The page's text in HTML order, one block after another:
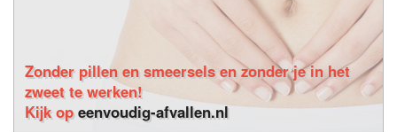
Zonder pillen en smeersels en zonder je in het
zweet te werken!
Kijk opeenvoudig-afvallen.nl